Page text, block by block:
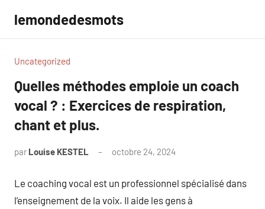
contenu
lemondedesmots
Uncategorized
Quelles méthodes emploie un coach
vocal ? : Exercices de respiration,
chant et plus.
par Louise KESTEL octobre 24, 2024
Le coaching vocal est un professionnel spécialisé dans
l’enseignement de la voix. Il aide les gens à